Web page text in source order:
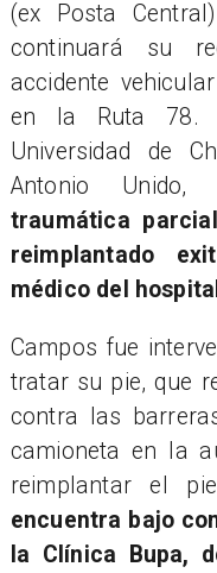
(ex Posta
continuará su
accidente
en la Ruta 78.
Universidad de
Antonio
traumática
reimplantado
médico del
Campos fue
tratar su pie, que
contra las
camioneta en la
reimplantar el
encuentra bajo
la Clínica Bupa,